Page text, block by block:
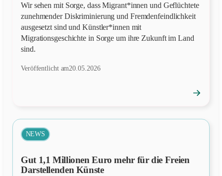
Wir sehen mit Sorge, dass Migrant*innen und Geflüchtete
zunehmender Diskriminierung und Fremdenfeindlichkeit
ausgesetzt sind und Künstler*innen mit
Migrationsgeschichte in Sorge um ihre Zukunft im Land
sind.
Veröffentlicht am20.05.2026
→
NEWS
Gut 1,1 Millionen Euro mehr für die Freien
Darstellenden Künste